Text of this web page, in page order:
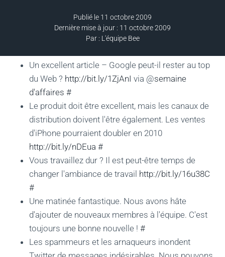
Publié le 11 octobre 2009
Dernière mise à jour : 11 octobre 2009
Par : L'équipe Bee
Un excellent article – Google peut-il rester au top
du Web ? http://bit.ly/1ZjAnI via @semaine
d'affaires #
Le produit doit être excellent, mais les canaux de
distribution doivent l'être également. Les ventes
d'iPhone pourraient doubler en 2010
http://bit.ly/nDEua #
Vous travaillez dur ? Il est peut-être temps de
changer l'ambiance de travail http://bit.ly/16u38C
#
Une matinée fantastique. Nous avons hâte
d'ajouter de nouveaux membres à l'équipe. C'est
toujours une bonne nouvelle ! #
Les spammeurs et les arnaqueurs inondent